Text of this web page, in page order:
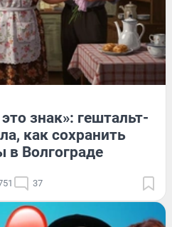
знак»: гештальт-
как сохранить
в Волгограде
37